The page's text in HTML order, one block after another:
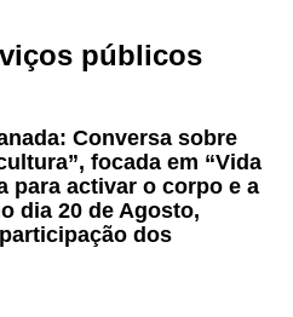
públicos
Conversa sobre
focada em “Vida
para activar o corpo e a
dia 20 de Agosto,
dos